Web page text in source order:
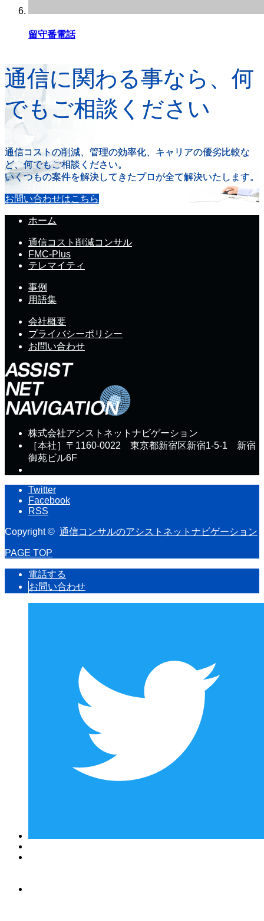
留守番電話
通信に関わる事なら、何
でもご相談ください
通信コストの削減、管理の効率化、キャリアの優劣比較な
ど、何でもご相談ください。
いくつもの案件を解決してきたプロが全て解決いたします。
お問い合わせはこちら
ホーム
通信コスト削減コンサル
FMC-Plus
テレマイティ
事例
用語集
会社概要
プライバシーポリシー
お問い合わせ
株式会社アシストネットナビゲーション
［本社］〒1160-0022 東京都新宿区新宿1-5-1 新宿
御苑ビル6F
Twitter
Facebook
RSS
Copyright © 通信コンサルのアシストネットナビゲーション
PAGE TOP
電話する
お問い合わせ